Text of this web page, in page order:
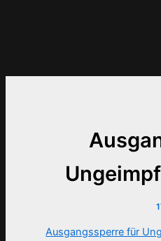
Ausgangssperre für